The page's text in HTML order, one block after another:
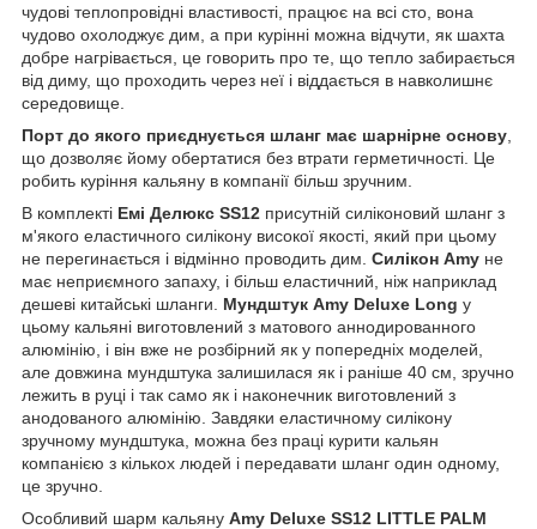
чудові теплопровідні властивості, працює на всі сто, вона
чудово охолоджує дим, а при курінні можна відчути, як шахта
добре нагрівається, це говорить про те, що тепло забирається
від диму, що проходить через неї і віддається в навколишнє
середовище.
Порт до якого приєднується шланг має шарнірне основу
що дозволяє йому обертатися без втрати герметичності. Це
робить куріння кальяну в компанії більш зручним.
В комплекті Емі Делюкс SS12 присутній силіконовий шланг з
м'якого еластичного силікону високої якості, який при цьому
не перегинається і відмінно проводить дим. Силікон Amy не
має неприємного запаху, і більш еластичний, ніж наприклад
дешеві китайські шланги. Мундштук Amy Deluxe Long у
цьому кальяні виготовлений з матового аннодированного
алюмінію, і він вже не розбірний як у попередніх моделей,
але довжина мундштука залишилася як і раніше 40 см, зручно
лежить в руці і так само як і наконечник виготовлений з
анодованого алюмінію. Завдяки еластичному силікону
зручному мундштука, можна без праці курити кальян
компанією з кількох людей і передавати шланг один одному,
це зручно.
Особливий шарм кальяну Amy Deluxe SS12 LITTLE PALM